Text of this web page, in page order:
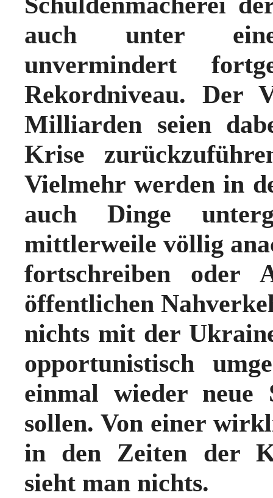
auch unter
unvermindert
Rekordniveau. Der
Milliarden seien
Krise
Vielmehr werden in
auch Dinge
mittlerweile völlig
fortschreiben oder
öffentlichen
nichts mit der
opportunistisch
einmal wieder neue
sollen. Von einer
in den Zeiten der
sieht man nichts.